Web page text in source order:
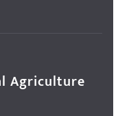
Agriculture